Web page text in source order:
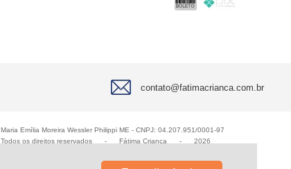
contato@fatimacrianca.com.br
Maria Emília Moreira Wessler Philippi ME - CNPJ: 04.207.951/0001-97
Todos os direitos reservados
- Fátima Criança - 2026